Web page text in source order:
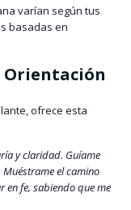
varían según tus
basadas en
Orientación
ofrece esta
y claridad. Guíame
el camino
en fe, sabiendo que me